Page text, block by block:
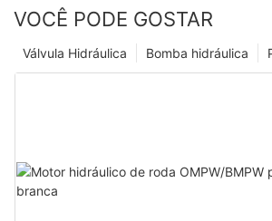
VOCÊ PODE GOSTAR
Bomba hidráulica
Válvula Hidráulica